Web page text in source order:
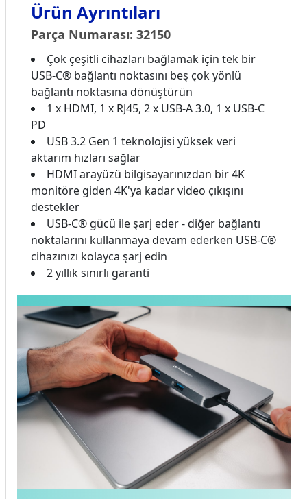
Ürün Ayrıntıları
Parça Numarası: 32150
Çok çeşitli cihazları bağlamak için tek bir
USB-C® bağlantı noktasını beş çok yönlü
bağlantı noktasına dönüştürün
1 x HDMI, 1 x RJ45, 2 x USB-A 3.0, 1 x USB-C
PD
USB 3.2 Gen 1 teknolojisi yüksek veri
aktarım hızları sağlar
HDMI arayüzü bilgisayarınızdan bir 4K
monitöre giden 4K'ya kadar video çıkışını
destekler
USB-C® gücü ile şarj eder - diğer bağlantı
noktalarını kullanmaya devam ederken USB-C®
cihazınızı kolayca şarj edin
2 yıllık sınırlı garanti